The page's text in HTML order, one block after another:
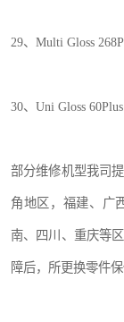
29、Multi Gloss
30、Uni Gloss
部分维修机型我司
角地区，福建、广
南、四川、重庆等
障后，所更换零件保